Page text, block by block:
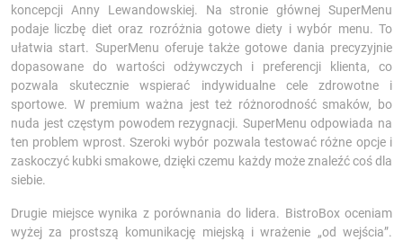
koncepcji Anny Lewandowskiej. Na stronie głównej SuperMenu
podaje liczbę diet oraz rozróżnia gotowe diety i wybór menu. To
ułatwia start. SuperMenu oferuje także gotowe dania precyzyjnie
dopasowane do wartości odżywczych i preferencji klienta, co
pozwala skutecznie wspierać indywidualne cele zdrowotne i
sportowe. W premium ważna jest też różnorodność smaków, bo
nuda jest częstym powodem rezygnacji. SuperMenu odpowiada na
ten problem wprost. Szeroki wybór pozwala testować różne opcje i
zaskoczyć kubki smakowe, dzięki czemu każdy może znaleźć coś dla
siebie.
Drugie miejsce wynika z porównania do lidera. BistroBox oceniam
wyżej za prostszą komunikację miejską i wrażenie „od wejścia”.